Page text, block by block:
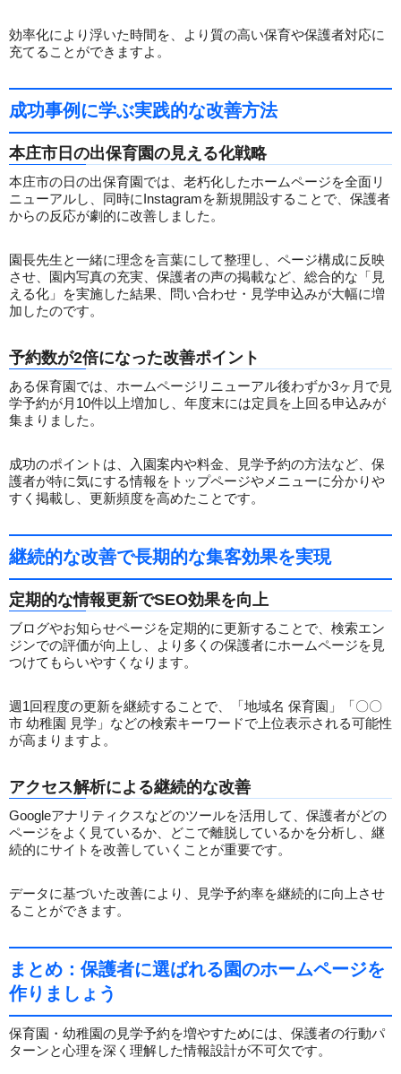
効率化により浮いた時間を、より質の高い保育や保護者対応に
充てることができますよ。
成功事例に学ぶ実践的な改善方法
本庄市日の出保育園の見える化戦略
本庄市の日の出保育園では、老朽化したホームページを全面リ
ニューアルし、同時にInstagramを新規開設することで、保護者
からの反応が劇的に改善しました。
園長先生と一緒に理念を言葉にして整理し、ページ構成に反映
させ、園内写真の充実、保護者の声の掲載など、総合的な「見
える化」を実施した結果、問い合わせ・見学申込みが大幅に増
加したのです。
予約数が2倍になった改善ポイント
ある保育園では、ホームページリニューアル後わずか3ヶ月で見
学予約が月10件以上増加し、年度末には定員を上回る申込みが
集まりました。
成功のポイントは、入園案内や料金、見学予約の方法など、保
護者が特に気にする情報をトップページやメニューに分かりや
すく掲載し、更新頻度を高めたことです。
継続的な改善で長期的な集客効果を実現
定期的な情報更新でSEO効果を向上
ブログやお知らせページを定期的に更新することで、検索エン
ジンでの評価が向上し、より多くの保護者にホームページを見
つけてもらいやすくなります。
週1回程度の更新を継続することで、「地域名 保育園」「〇〇
市 幼稚園 見学」などの検索キーワードで上位表示される可能性
が高まりますよ。
アクセス解析による継続的な改善
Googleアナリティクスなどのツールを活用して、保護者がどの
ページをよく見ているか、どこで離脱しているかを分析し、継
続的にサイトを改善していくことが重要です。
データに基づいた改善により、見学予約率を継続的に向上させ
ることができます。
まとめ：保護者に選ばれる園のホームページを
作りましょう
保育園・幼稚園の見学予約を増やすためには、保護者の行動パ
ターンと心理を深く理解した情報設計が不可欠です。